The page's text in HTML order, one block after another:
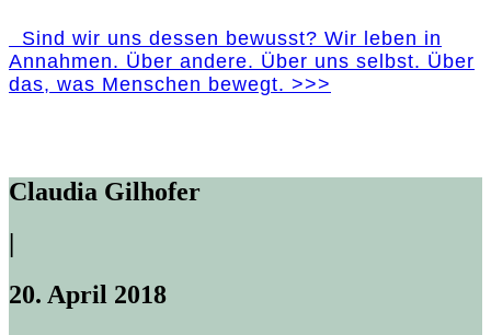
Sind wir uns dessen bewusst? Wir leben in
Annahmen. Über andere. Über uns selbst. Über
das, was Menschen bewegt. >>>
Claudia Gilhofer
20. April 2018